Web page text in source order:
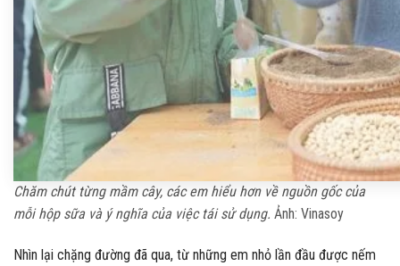
là nguồn dinh dưỡng, mà còn là sự sẻ chia, là tình yêu thương gửi
gắm đến thế hệ tương lai.